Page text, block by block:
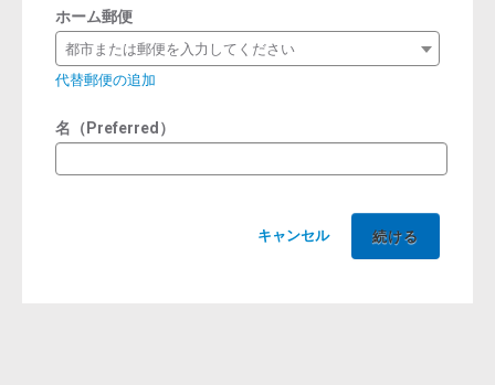
ホーム郵便
都市または郵便を入力してください
代替郵便の追加
名（Preferred）
キャンセル